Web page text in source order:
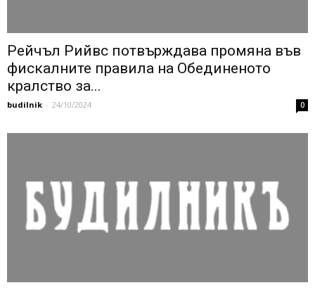
Рейчъл Рийвс потвърждава промяна във
фискалните правила на Обединеното
кралство за...
budilnik - 24/10/2024 0